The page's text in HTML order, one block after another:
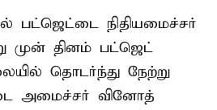
பட்ஜெட்டை நிதியமைச்சர்
முன் தினம் பட்ஜெட்
தொடர்ந்து நேற்று
அமைச்சர் வினோத்